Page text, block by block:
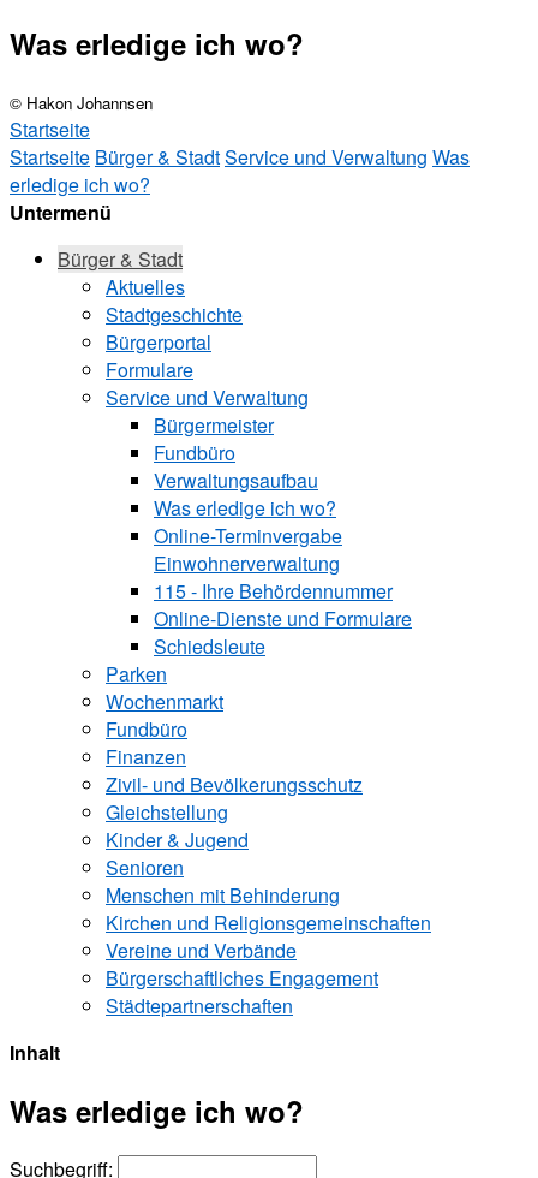
Was erledige ich wo?
© Hakon Johannsen
Startseite
Startseite Bürger & StadtService und Verwaltung Was
erledige ich wo?
Untermenü
Bürger & Stadt
Aktuelles
Stadtgeschichte
Bürgerportal
Formulare
Service und Verwaltung
Bürgermeister
Fundbüro
Verwaltungsaufbau
Was erledige ich wo?
Online-Terminvergabe
Einwohnerverwaltung
115 - Ihre Behördennummer
Online-Dienste und Formulare
Schiedsleute
Parken
Wochenmarkt
Fundbüro
Finanzen
Zivil- und Bevölkerungsschutz
Gleichstellung
Kinder & Jugend
Senioren
Menschen mit Behinderung
Kirchen und ­Religionsgemeinschaften
Vereine und Verbände
Bürgerschaftliches Engagement
Städtepartnerschaften
Inhalt
Was erledige ich wo?
Suchbegriff: